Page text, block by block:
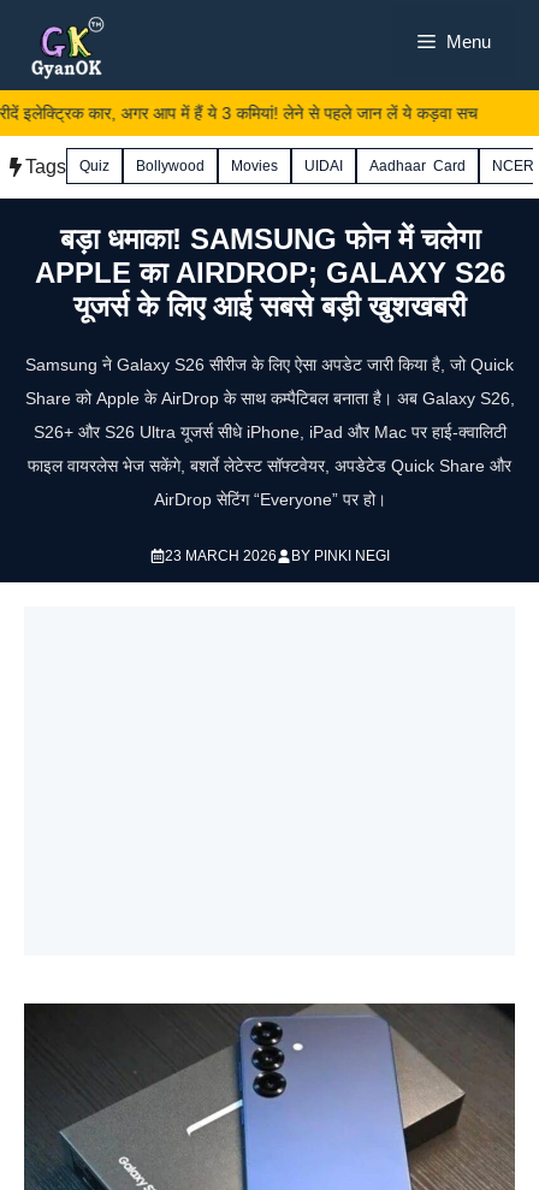
content
Menu
इलेक्ट्रिक कार, अगर आप में हैं ये 3 कमियां! लेने से पहले जान लें ये कड़वा सच
Tags Quiz Bollywood Movies UIDAI Aadhaar Card
बड़ा धमाका! SAMSUNG फोन में चलेगा
APPLE का AIRDROP; GALAXY S26
यूजर्स के लिए आई सबसे बड़ी खुशखबरी
Samsung ने Galaxy S26 सीरीज के लिए ऐसा अपडेट जारी किया है, जो Quick
Share को Apple के AirDrop के साथ कम्पैटिबल बनाता है। अब Galaxy S26,
S26+ और S26 Ultra यूजर्स सीधे iPhone, iPad और Mac पर हाई‑क्वालिटी
फाइल वायरलेस भेज सकेंगे, बशर्ते लेटेस्ट सॉफ्टवेयर, अपडेटेड Quick Share और
AirDrop सेटिंग “Everyone” पर हो।
23 MARCH 2026 BY PINKI NEGI